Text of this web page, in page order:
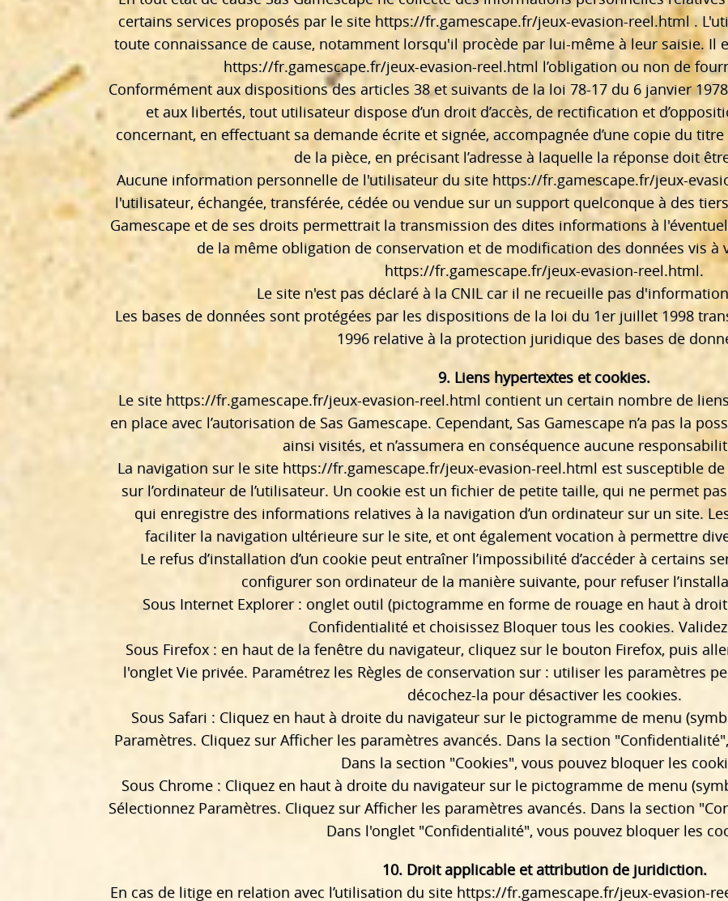
certains services proposés par le site https://fr.gamescape.fr/jeux-evasion-reel.html .
toute connaissance de cause, notamment lorsqu'il procède par lui-même à leur saisie. Il
https://fr.gamescape.fr/jeux-evasion-reel.html l’obligation ou non de
Conformément aux dispositions des articles 38 et suivants de la loi 78-17 du 6 janvier
et aux libertés, tout utilisateur dispose d’un droit d’accès, de rectification et
concernant, en effectuant sa demande écrite et signée, accompagnée d’une copie du
de la pièce, en précisant l’adresse à laquelle la réponse doit
Aucune information personnelle de l'utilisateur du site https://fr.gamescape.fr/jeux-
l'utilisateur, échangée, transférée, cédée ou vendue sur un support quelconque à des
Gamescape et de ses droits permettrait la transmission des dites informations à
de la même obligation de conservation et de modification des données vis à
https://fr.gamescape.fr/jeux-evasion-reel.html.
Le site n'est pas déclaré à la CNIL car il ne recueille pas
Les bases de données sont protégées par les dispositions de la loi du 1er juillet 1998
1996 relative à la protection juridique des bases de
9. Liens hypertextes et cookies.
Le site https://fr.gamescape.fr/jeux-evasion-reel.html contient un certain nombre de
en place avec l’autorisation de Sas Gamescape. Cependant, Sas Gamescape n’a pas la
ainsi visités, et n’assumera en conséquence aucune
La navigation sur le site https://fr.gamescape.fr/jeux-evasion-reel.html est susceptible
sur l’ordinateur de l’utilisateur. Un cookie est un fichier de petite taille, qui ne permet
qui enregistre des informations relatives à la navigation d’un ordinateur sur un site.
faciliter la navigation ultérieure sur le site, et ont également vocation à permettre
Le refus d’installation d’un cookie peut entraîner l’impossibilité d’accéder à certains
configurer son ordinateur de la manière suivante, pour refuser
Sous Internet Explorer : onglet outil (pictogramme en forme de rouage en haut à
Confidentialité et choisissez Bloquer tous les cookies.
Sous Firefox : en haut de la fenêtre du navigateur, cliquez sur le bouton Firefox, puis
l'onglet Vie privée. Paramétrez les Règles de conservation sur : utiliser les paramètres
décochez-la pour désactiver les cookies.
Sous Safari : Cliquez en haut à droite du navigateur sur le pictogramme de menu
Paramètres. Cliquez sur Afficher les paramètres avancés. Dans la section
Dans la section "Cookies", vous pouvez bloquer les
Sous Chrome : Cliquez en haut à droite du navigateur sur le pictogramme de menu
Sélectionnez Paramètres. Cliquez sur Afficher les paramètres avancés. Dans la section
Dans l'onglet "Confidentialité", vous pouvez bloquer les
10. Droit applicable et attribution de juridiction.
En cas de litige en relation avec l’utilisation du site https://fr.gamescape.fr/jeux-evasion-